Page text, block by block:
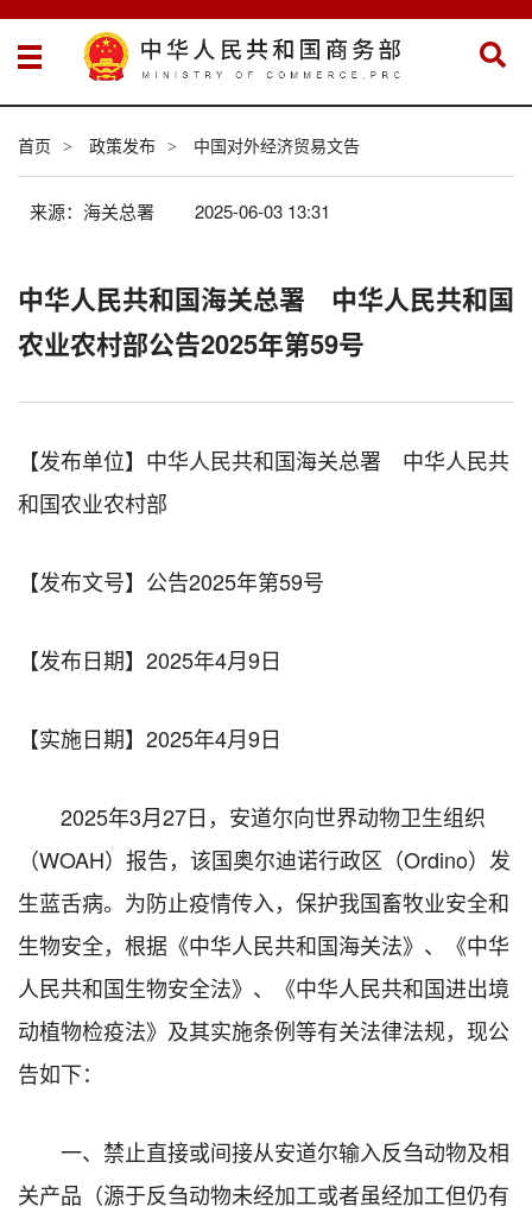
首页 > 政策发布 > 中国对外经济贸易文告
来源：海关总署 2025-06-03 13:31
中华人民共和国海关总署 中华人民共和国
农业农村部公告2025年第59号
【发布单位】中华人民共和国海关总署 中华人民共
和国农业农村部
【发布文号】 公告2025年第59号
【发布日期】 2025年4月9日
【实施日期】 2025年4月9日
2025年3月27日，安道尔向世界动物卫生组织
（WOAH）报告，该国奥尔迪诺行政区（Ordino）发
生蓝舌病。为防止疫情传入，保护我国畜牧业安全和
生物安全，根据《中华人民共和国海关法》、《中华
人民共和国生物安全法》、《中华人民共和国进出境
动植物检疫法》及其实施条例等有关法律法规，现公
告如下：
一、禁止直接或间接从安道尔输入反刍动物及相
关产品（源于反刍动物未经加工或者虽经加工但仍有